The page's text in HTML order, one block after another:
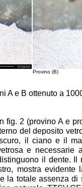
Provino (B)
A e B ottenuto a
fig. 2 (provino A e
del deposito
il ciano e il
e necessarie
il dente.
mostra evidente
la totale assenza